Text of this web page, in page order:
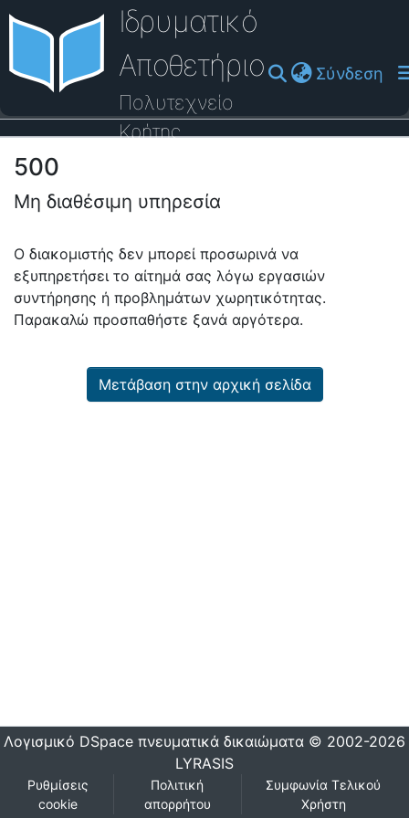
Ιδρυματικό
Αποθετήριο
Πολυτεχνείο
Κρήτης
Σύνδεση
Οδηγός Βοήθειας
500
Μη διαθέσιμη υπηρεσία
Ο διακομιστής δεν μπορεί προσωρινά να
εξυπηρετήσει το αίτημά σας λόγω εργασιών
συντήρησης ή προβλημάτων χωρητικότητας.
Παρακαλώ προσπαθήστε ξανά αργότερα.
Μετάβαση στην αρχική σελίδα
Λογισμικό DSpace πνευματικά δικαιώματα © 2002-2026
LYRASIS
Ρυθμίσεις
cookie
Πολιτική
απορρήτου
Συμφωνία Τελικού
Χρήστη